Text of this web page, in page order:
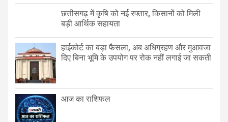
छत्तीसगढ़ में कृषि को नई रफ्तार, किसानों को मिली
बड़ी आर्थिक सहायता
हाईकोर्ट का बड़ा फैसला, अब अधिग्रहण और मुआवजा
दिए बिना भूमि के उपयोग पर रोक नहीं लगाई जा सकती
आज का राशिफल